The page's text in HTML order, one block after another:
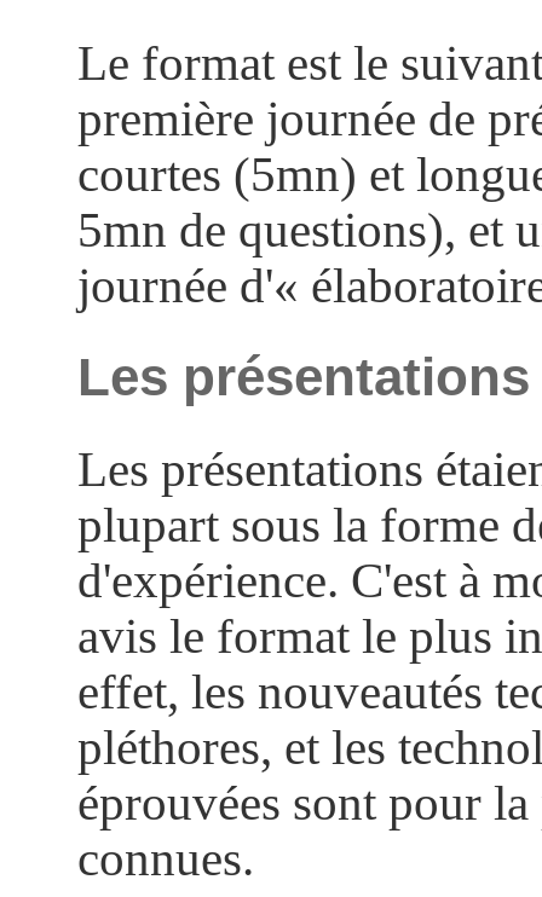
Le format est le
première journée de
courtes (5mn) et
5mn de questions), et
journée d'«
Les présentations
Les présentations
plupart sous la forme
d'expérience. C'est à
avis le format le plus
effet, les nouveautés
pléthores, et les
éprouvées sont pour
connues.